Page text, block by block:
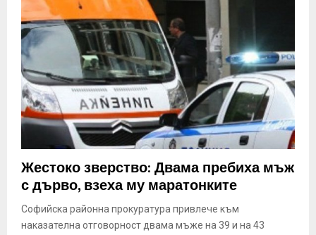
Жестоко зверство: Двама пребиха мъж
с дърво, взеха му маратонките
Софийска районна прокуратура привлече към
наказателна отговорност двама мъже на 39 и на 43